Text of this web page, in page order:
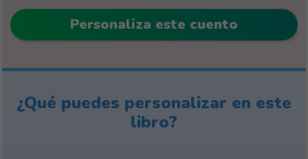
Personaliza este cuento
¿Qué puedes personalizar en este
libro?